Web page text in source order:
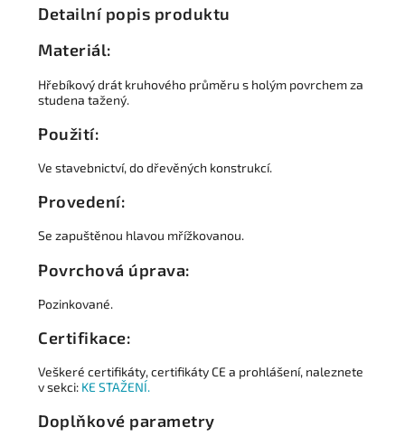
Detailní popis produktu
Materiál:
Hřebíkový drát kruhového průměru s holým povrchem za
studena tažený.
Použití:
Ve stavebnictví, do dřevěných konstrukcí.
Provedení:
Se zapuštěnou hlavou mřížkovanou.
Povrchová úprava:
Pozinkované.
Certifikace:
Veškeré certifikáty, certifikáty CE a prohlášení, naleznete
v sekci: KE STAŽENÍ.
Doplňkové parametry